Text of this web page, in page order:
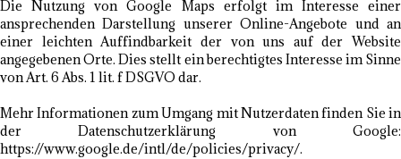
Die Nutzung von Google Maps erfolgt im Interesse einer
ansprechenden Darstellung unserer Online-Angebote und an
einer leichten Auffindbarkeit der von uns auf der Website
angegebenen Orte. Dies stellt ein berechtigtes Interesse im Sinne
von Art. 6 Abs. 1 lit. f DSGVO dar.
Mehr Informationen zum Umgang mit Nutzerdaten finden Sie in
der Datenschutzerklärung von Google:
https://www.google.de/intl/de/policies/privacy/.